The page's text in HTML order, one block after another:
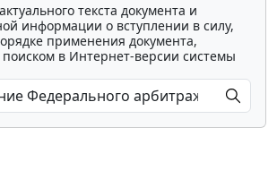
текста документа и
информации о вступлении в силу,
применения документа,
поиском в Интернет-версии системы